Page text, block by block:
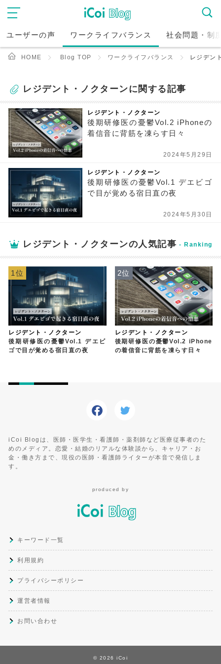
ユーザーの声 ワークライフバランス 社会問題・制
HOME Blog TOP ワークライフバランス レジデン
レジデント・ノクターンに関する記事
レジデント・ノクターン
後期研修医の憂鬱Vol.2 iPhoneの
着信音に背筋を凍らす日々
2024年5月29日
レジデント・ノクターン
後期研修医の憂鬱Vol.1 デエビゴ
で目が覚める宿日直の夜
2024年5月30日
レジデント・ノクターンの人気記事
レジデント・ノクターン
後期研修医の憂鬱Vol.1 デエビ
ゴで目が覚める宿日直の夜
1位
レジデント・ノクターン
後期研修医の憂鬱Vol.2 iPhone
の着信音に背筋を凍らす日々
2位
iCoi Blogは、医師・医学生・看護師・薬剤師など医療従事者のた
めのメディア。恋愛・結婚のリアルな体験談から、キャリア・お
金・働き方まで、現役の医師・看護師ライターが本音で発信しま
す。
produced by
キーワード一覧
利用規約
プライバシーポリシー
運営者情報
お問い合わせ
© 2026 iCoi